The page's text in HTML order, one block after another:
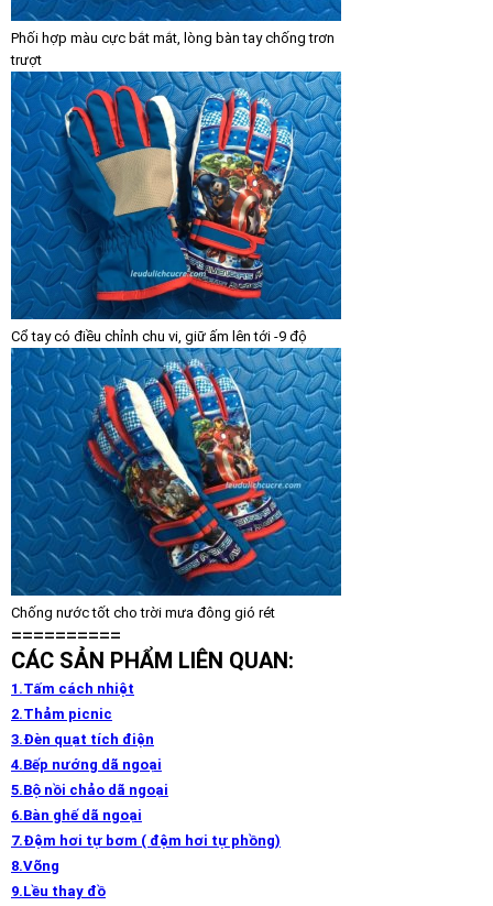
Phối hợp màu cực bắt mắt, lòng bàn tay chống trơn
trượt
Cổ tay có điều chỉnh chu vi, giữ ấm lên tới -9 độ
Chống nước tốt cho trời mưa đông gió rét
==========
CÁC SẢN PHẨM LIÊN QUAN:
1.Tấm cách nhiệt
2.Thảm picnic
3.Đèn quạt tích điện
4.Bếp nướng dã ngoại
5.Bộ nồi chảo dã ngoại
6.Bàn ghế dã ngoại
7.Đệm hơi tự bơm ( đệm hơi tự phồng)
8.Võng
9.Lều thay đồ